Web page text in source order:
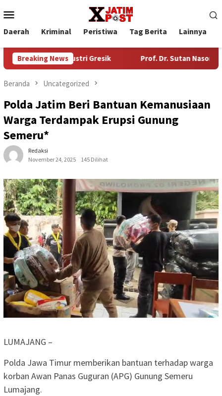
ke
kontenMobile
Daerah Kriminal Peristiwa Tag Berita Lainnya
Breaking News
Industri Gresik Prof. Dr. Sutan Nasomal
Beranda Uncategorized
Polda Jatim Beri Bantuan Kemanusiaan
Warga Terdampak Erupsi Gunung
Semeru*
Redaksi
November 24, 2025
145 Dilihat
LUMAJANG –
Polda Jawa Timur memberikan bantuan terhadap warga
korban Awan Panas Guguran (APG) Gunung Semeru
Lumajang.